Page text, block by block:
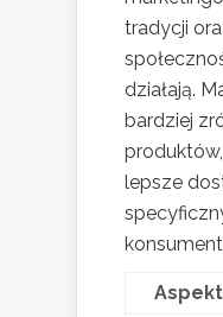
tradycji
działają.
bardziej
lepsze
Aspekt